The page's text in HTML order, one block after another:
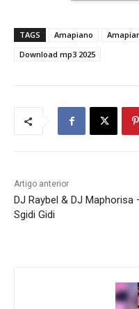
TAGS Amapiano
Download mp3 2025
Artigo anterior
DJ Raybel & DJ Maphorisa
Sgidi Gidi